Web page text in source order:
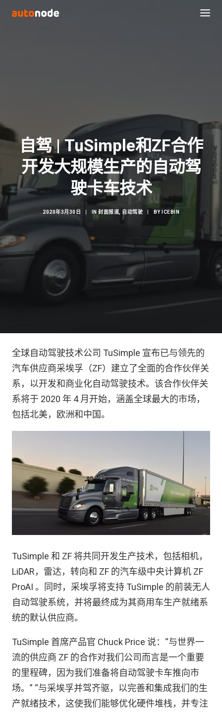
Search
自驾 | TuSimple和ZF合作
开发大规模生产的自动驾
驶卡车技术
2020年3月30日 IN 封面报道 自动驾驶 BY ICEBIN
全球自动驾驶技术公司 TuSimple 宣布已与领先的
汽车供应商采埃孚（ZF）建立了全面的合作伙伴关
系，以开发和商业化自动驾驶技术。该合作伙伴关
系将于 2020 年 4 月开始，涵盖全球最大的市场，
包括北美，欧洲和中国。
TuSimple 和 ZF 将共同开发生产技术，包括相机，
LiDAR，雷达，转向和 ZF 的汽车级中央计算机 ZF
ProAI 。同时，采埃孚将支持 TuSimple 的前装无人
自动驾驶系统，并将最终成为其商用车生产就绪系
统的默认供应商。
TuSimple 首席产品官 Chuck Price 说：“与世界一
流的供应商 ZF 的合作对我们公司而言是一个重要
的里程碑，因为我们准备将自动驾驶卡车推向市
场。” “与采埃孚并驾齐驱，以完善和集成我们的生
产就绪技术，这使我们能够优化硬件堆栈，并专注